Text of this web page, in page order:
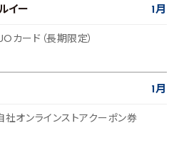
イー 1月
カード（長期限定）
1月
オンラインストアクーポン券